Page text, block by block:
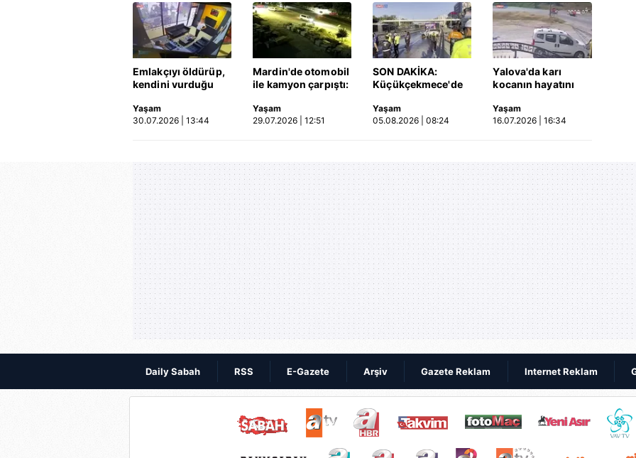
Emlakçıyı öldürüp,
kendini vurduğu
ortaya çıktı | Video
Yaşam
30.07.2026 | 13:44
Mardin'de otomobil
ile kamyon çarpıştı:
hayatını kaybetti!
Kaza anı kamerada
Yaşam
29.07.2026 | 12:51
SON DAKİKA:
Küçükçekmece'de
Otomobil, İETT
otobüsüne çarptı: 3
Yaşam
05.08.2026 | 08:24
Yalova'da karı
kocanın hayatını
motosiklet kazası
saniye saniye
Yaşam
16.07.2026 | 16:34
Daily Sabah RSS E-Gazete Arşiv Gazete Reklam Internet Reklam